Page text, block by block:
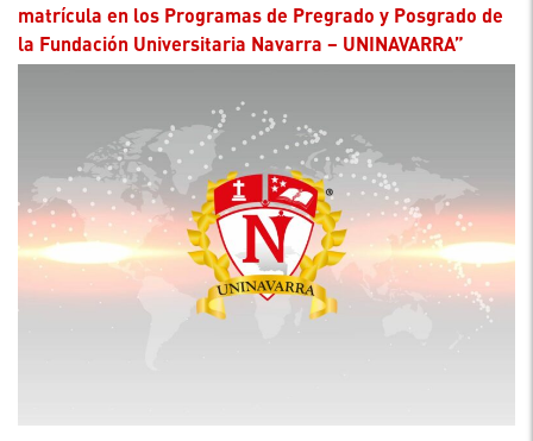
matrícula en los Programas de Pregrado y Posgrado de
la Fundación Universitaria Navarra – UNINAVARRA”